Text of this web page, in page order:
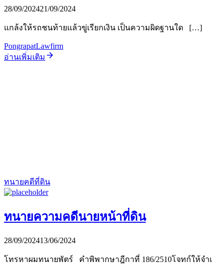
28/09/202421/09/2024
แกล้งให้รถชนท้ายแล้วขู่เรียกเงิน เป็นความผิดฐานใด […]
PongrapatLawfirm
อ่านเพิ่มเติม
ทนายคดีที่ดิน
ทนายความคดีนายหน้าที่ดิน
28/09/202413/06/2024
โทรหาผมทนายพัตร์ คำพิพากษาฎีกาที่ 186/2510โจทก์ให้จำเ